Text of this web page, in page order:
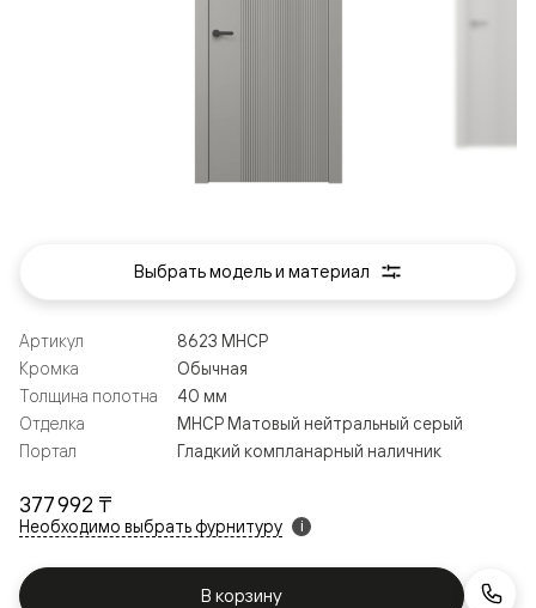
377 992 ₸
Необходимо выбрать фурнитуру i
В корзину
Артикул
8623 МНСР
Кромка
Обычная
Толщина полотна
40 мм
Отделка
МНСР Матовый нейтральный серый
Портал
Гладкий компланарный наличник
Выбрать модель и материал